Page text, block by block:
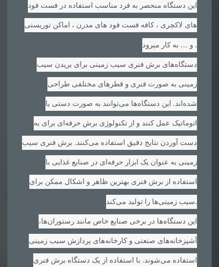
این دستگاه منحصر به فرد مناسب استفاده در فست فود
های لاکچری ، کافه فست فود های مدرن ، اماکن توریستی
و … به کار میرود .
دستگاه‌های برش فنری سیب زمینی برای بریدن سیب
زمینی به صورت فنری و قطرهای مختلفی طراحی
شده‌اند. این دستگاه‌ها می‌توانند به صورت دستی یا
اتوماتیک عمل کنند و از تکنولوژی برش حرفه‌ای برای به
دست آوردن نتایج دقیق استفاده می‌کنند. برش فنری سیب
زمینی به عنوان یک ابزار حرفه‌ای در صنایع غذایی با
استفاده از برش فنری بهترین ظاهر و اشکال ممکن برای
سیب زمینی‌ها را تولید می‌کند.
این دستگاه‌ها در برخی صنایع خاص مانند رستوران‌ها،
آشپزخانه‌های صنعتی و کارخانه‌های پردازش سیب زمینی
استفاده می‌شوند. با استفاده از یک دستگاه برش فنری